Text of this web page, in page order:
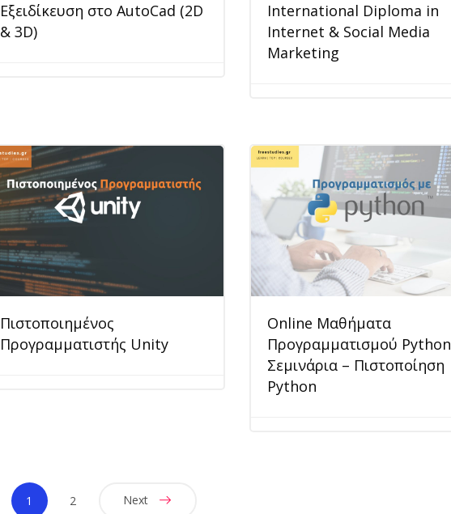
Εξειδίκευση στο AutoCad (2D
& 3D)
International Diploma in
Internet & Social Media
Marketing
Πιστοποιημένος
Προγραμματιστής Unity
Online Μαθήματα
Προγραμματισμού Python
Σεμινάρια – Πιστοποίηση
Python
1 2 Next